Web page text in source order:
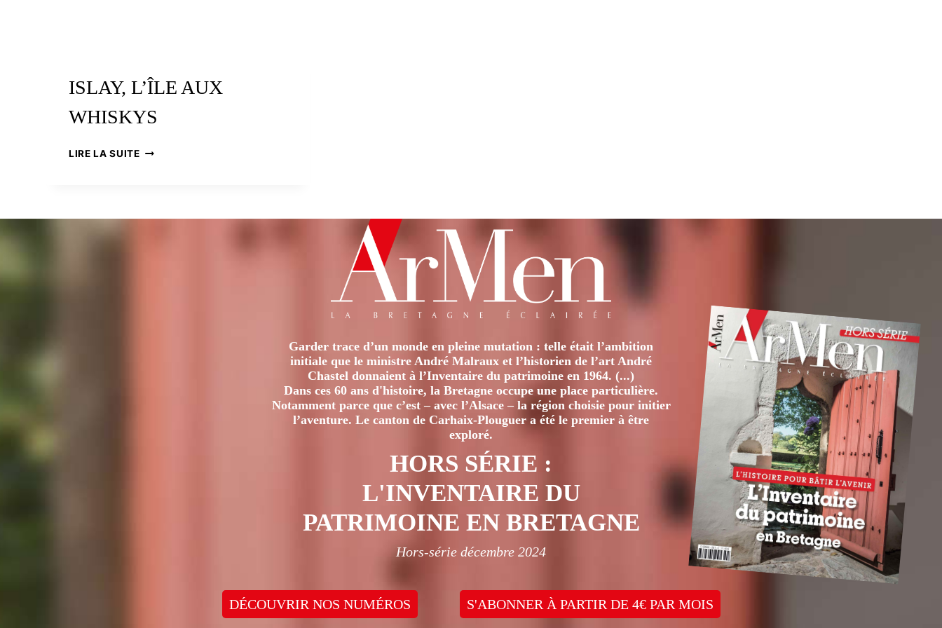
ISLAY, L’ÎLE AUX
WHISKYS
LIRE LA SUITEISLAY,
Garder trace d’un monde en pleine mutation : telle était l’ambition
initiale que le ministre André Malraux et l’historien de l’art André
Chastel donnaient à l’Inventaire du patrimoine en 1964. (...)
Dans ces 60 ans d'histoire, la Bretagne occupe une place particulière.
Notamment parce que c’est – avec l’Alsace – la région choisie pour initier
l’aventure. Le canton de Carhaix-Plouguer a été le premier à être
exploré.
HORS SÉRIE :
L'INVENTAIRE DU
PATRIMOINE EN BRETAGNE
Hors-série décembre 2024
DÉCOUVRIR NOS NUMÉROS S'ABONNER À PARTIR DE 4€ PAR MOIS